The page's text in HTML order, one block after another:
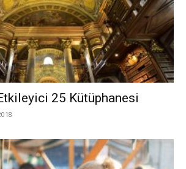
25 Kütüphanesi